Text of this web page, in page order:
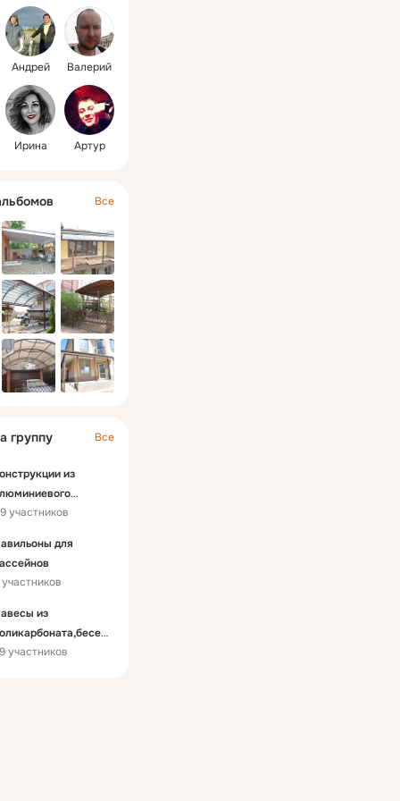
на сетку
Андрей Валерий
Ирина Артур
Все
группу Все
из
(НОВАЯ
участников
для
из
участников